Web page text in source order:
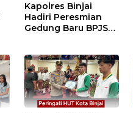
Kapolres Binjai
Hadiri Peresmian
Gedung Baru BPJS
Perlindungan
Menyeluruh bagi
Pekerja”